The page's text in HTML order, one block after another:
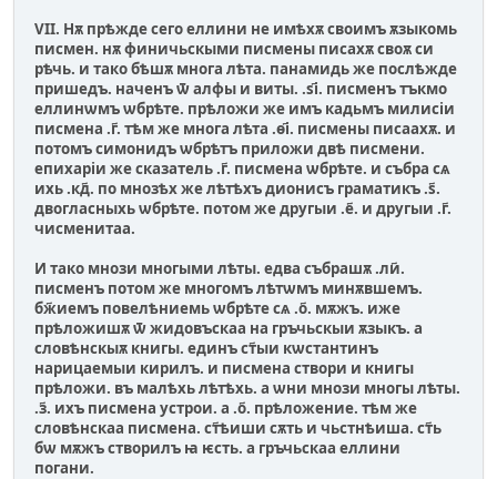
VII. Нѫ прѣжде сего еллини не имѣхѫ своимъ ѫзыкомь
писмен. нѫ финичьскыми писмены писахѫ своѫ си
рѣчь. и тако бѣшѫ многа лѣта. панамидь же послѣжде
пришедъ. наченъ ѿ алфы и виты. .si҃. писменъ тъкмо
еллинѡмъ ѡбрѣте. прѣложи же имъ кадьмъ милисiи
писмена .г҃. тѣм же многа лѣта .ѳi҃. писмены писаахѫ. и
потомъ симонидъ ѡбрѣтъ приложи двѣ писмени.
епихарiи же сказатель .г҃. писмена ѡбрѣте. и събра сѧ
ихь .кд҃. по мнозѣх же лѣтѣхъ дионисъ граматикъ .s҃.
двогласныхь ѡбрѣте. потом же другыи .е҃. и другыи .г҃.
чисменитаа.
И тако мнози многыми лѣты. едва събрашѫ .ли҃.
писменъ потом же многомъ лѣтѡмъ минѫвшемъ.
бж҃иемъ повелѣниемь ѡбрѣте сѧ .о҃. мѫжъ. иже
прѣложишѫ ѿ жидовъскаа на гръчьскыи ѫзыкъ. а
словѣнскыѫ книгы. единъ ст҃ыи кѡстантинъ
нарицаемыи кирилъ. и писмена створи и книгы
прѣложи. въ малѣхь лѣтѣхь. а ѡни мнози многы лѣты.
.з҃. ихъ писмена устрои. а .о҃. прѣложение. тѣм же
словѣнскаа писмена. cт҃ѣиши сѫть и чьстнѣиша. ст҃ь
бѡ мѫжъ створилъ ꙗ ѥсть. а гръчьскаа еллини
погани.